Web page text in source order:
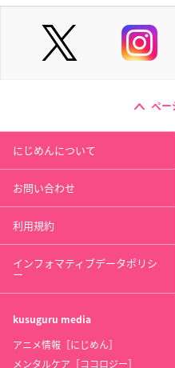
ペー
にじめんについて
お問い合わせ
利用規約
インフォマティブデータポリシ
ー
kusuguru media
アニメ情報［にじめん］
メンタルケア［ココロジー］